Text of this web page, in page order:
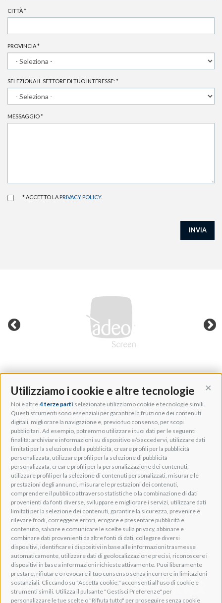
Utilizziamo i cookie e altre tecnologie
Noi e altre 4 terze parti selezionate utilizziamo cookie e tecnologie simili.
Questi strumenti sono essenziali per garantire la fruizione dei contenuti
digitali, migliorare la navigazione e, previo tuo consenso, per scopi
pubblicitari. Ad esempio, potremmo utilizzare i tuoi dati per le seguenti
finalità: archiviare informazioni su dispositivo e/o accedervi, utilizzare dati
limitati per la selezione della pubblicità, creare profili per la pubblicità
personalizzata, utilizzare profili per la selezione di pubblicità
personalizzata, creare profili per la personalizzazione dei contenuti,
utilizzare profili per la selezione di contenuti personalizzati, misurare le
prestazioni degli annunci, misurare le prestazioni dei contenuti,
comprendere il pubblico attraverso statistiche o la combinazione di dati
provenienti da fonti diverse, sviluppare e migliorare i servizi, utilizzare dati
limitati per la selezione dei contenuti, garantire la sicurezza, prevenire e
rilevare frodi, correggere errori, erogare e presentare pubblicità e
contenuto, salvare e comunicare le scelte sulla privacy, abbinare e
combinare dati provenienti da altre fonti di dati, collegare diversi
dispositivi, identificare i dispositivi in base alle informazioni trasmesse
automaticamente, utilizzare dati di geolocalizzazione precisi, riconoscere i
dispositivi in base a informazioni richieste attivamente. Puoi liberamente
prestare, rifiutare o revocare il tuo consenso senza incorrere in limitazioni
sostanziali. Cliccando su "Accetta cookie," acconsenti all'uso di cookie e
strumenti simili. Utilizza il pulsante "Gestisci Preferenze" per
personalizzare le tue scelte o "Rifiuta tutto" per proseguire senza cookie
CITTÀ*
PROVINCIA*
SELEZIONA IL SETTORE DI TUO INTERESSE: *
MESSAGGIO*
* ACCETTO LA PRIVACY POLICY.
INVIA
Adeo Group S.r.l.
Via della Zarga, 50
Lavis, 38015 TN, Italy
Tel: +39 0461 248211
P.IVA: IT01262500224
PEC: pec@pec.adeogroup.it
SDI: T04ZHR3
info@adeogroup.it
Adeo ProAV
Adeo HomeAV
Adeo Screen
Screen Research
Adeum Cinema Suite